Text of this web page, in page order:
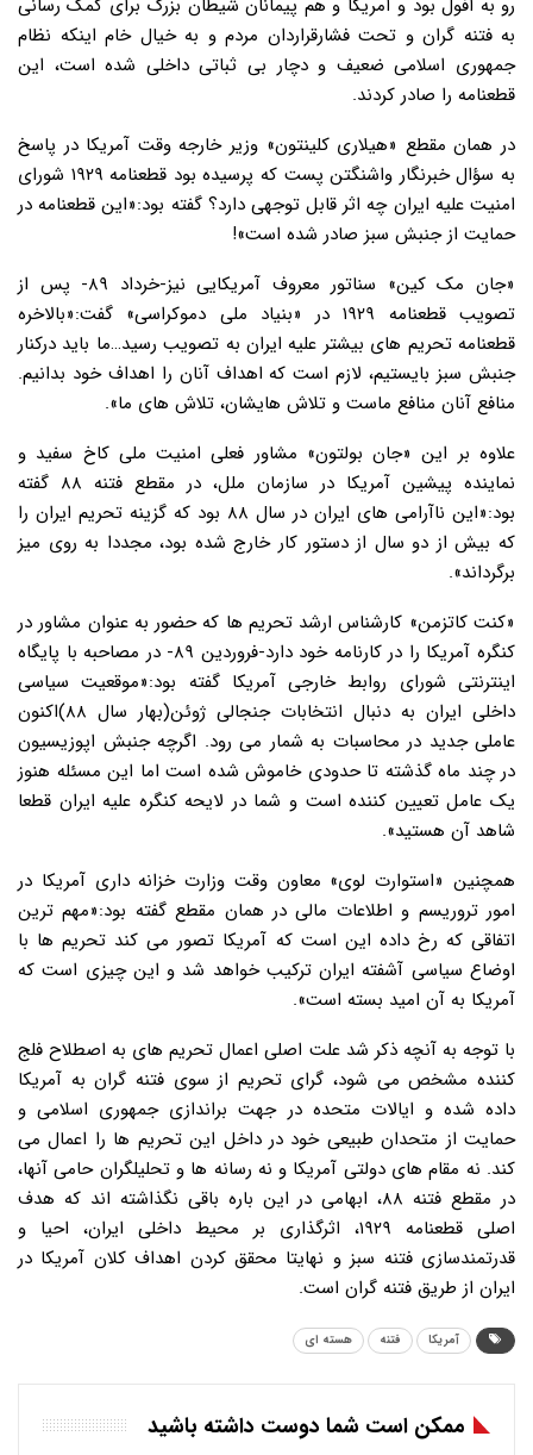
رو به افول بود و آمریکا و هم پیمانان شیطان بزرگ برای کمک رسانی
به فتنه گران و تحت فشارقراردان مردم و به خیال خام اینکه نظام
جمهوری اسلامی ضعیف و دچار بی ثباتی داخلی شده است، این
قطعنامه را صادر کردند.
در همان مقطع «هیلاری کلینتون» وزیر خارجه وقت آمریکا در پاسخ
به سؤال خبرنگار واشنگتن پست که پرسیده بود قطعنامه ۱۹۲۹ شورای
امنیت علیه ایران چه اثر قابل توجهی دارد؟ گفته بود:«این قطعنامه در
حمایت از جنبش سبز صادر شده است»!
«جان مک کین» سناتور معروف آمریکایی نیز-خرداد ۸۹- پس از
تصویب قطعنامه ۱۹۲۹ در «بنیاد ملی دموکراسی» گفت:«بالاخره
قطعنامه تحریم های بیشتر علیه ایران به تصویب رسید…ما باید درکنار
جنبش سبز بایستیم، لازم است که اهداف آنان را اهداف خود بدانیم.
منافع آنان منافع ماست و تلاش هایشان، تلاش های ما».
علاوه بر این «جان بولتون» مشاور فعلی امنیت ملی کاخ سفید و
نماینده پیشین آمریکا در سازمان ملل، در مقطع فتنه ۸۸ گفته
بود:«این ناآرامی های ایران در سال ۸۸ بود که گزینه تحریم ایران را
که بیش از دو سال از دستور کار خارج شده بود، مجددا به روی میز
برگرداند».
«کنت کاتزمن» کارشناس ارشد تحریم ها که حضور به عنوان مشاور در
کنگره آمریکا را در کارنامه خود دارد-فروردین ۸۹- در مصاحبه با پایگاه
اینترنتی شورای روابط خارجی آمریکا گفته بود:«موقعیت سیاسی
داخلی ایران به دنبال انتخابات جنجالی ژوئن(بهار سال ۸۸)اکنون
عاملی جدید در محاسبات به شمار می رود. اگرچه جنبش اپوزیسیون
در چند ماه گذشته تا حدودی خاموش شده است اما این مسئله هنوز
یک عامل تعیین کننده است و شما در لایحه کنگره علیه ایران قطعا
شاهد آن هستید».
همچنین «استوارت لوی» معاون وقت وزارت خزانه داری آمریکا در
امور تروریسم و اطلاعات مالی در همان مقطع گفته بود:«مهم ترین
اتفاقی که رخ داده این است که آمریکا تصور می کند تحریم ها با
اوضاع سیاسی آشفته ایران ترکیب خواهد شد و این چیزی است که
آمریکا به آن امید بسته است».
با توجه به آنچه ذکر شد علت اصلی اعمال تحریم های به اصطلاح فلج
کننده مشخص می شود، گرای تحریم از سوی فتنه گران به آمریکا
داده شده و ایالات متحده در جهت براندازی جمهوری اسلامی و
حمایت از متحدان طبیعی خود در داخل این تحریم ها را اعمال می
کند. نه مقام های دولتی آمریکا و نه رسانه ها و تحلیلگران حامی آنها،
در مقطع فتنه ۸۸، ابهامی در این باره باقی نگذاشته اند که هدف
اصلی قطعنامه ۱۹۲۹، اثرگذاری بر محیط داخلی ایران، احیا و
قدرتمندسازی فتنه سبز و نهایتا محقق کردن اهداف کلان آمریکا در
ایران از طریق فتنه گران است.
آمریکا فتنه هسته ای
ممکن است شما دوست داشته باشید